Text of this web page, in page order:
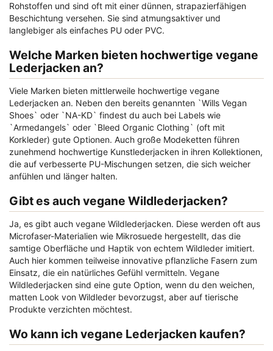
Rohstoffen und sind oft mit einer dünnen, strapazierfähigen
Beschichtung versehen. Sie sind atmungsaktiver und
langlebiger als einfaches PU oder PVC.
Welche Marken bieten hochwertige vegane
Lederjacken an?
Viele Marken bieten mittlerweile hochwertige vegane
Lederjacken an. Neben den bereits genannten `Wills Vegan
Shoes` oder `NA-KD` findest du auch bei Labels wie
`Armedangels` oder `Bleed Organic Clothing` (oft mit
Korkleder) gute Optionen. Auch große Modeketten führen
zunehmend hochwertige Kunstlederjacken in ihren Kollektionen,
die auf verbesserte PU-Mischungen setzen, die sich weicher
anfühlen und länger halten.
Gibt es auch vegane Wildlederjacken?
Ja, es gibt auch vegane Wildlederjacken. Diese werden oft aus
Microfaser-Materialien wie Mikrosuede hergestellt, das die
samtige Oberfläche und Haptik von echtem Wildleder imitiert.
Auch hier kommen teilweise innovative pflanzliche Fasern zum
Einsatz, die ein natürliches Gefühl vermitteln. Vegane
Wildlederjacken sind eine gute Option, wenn du den weichen,
matten Look von Wildleder bevorzugst, aber auf tierische
Produkte verzichten möchtest.
Wo kann ich vegane Lederjacken kaufen?